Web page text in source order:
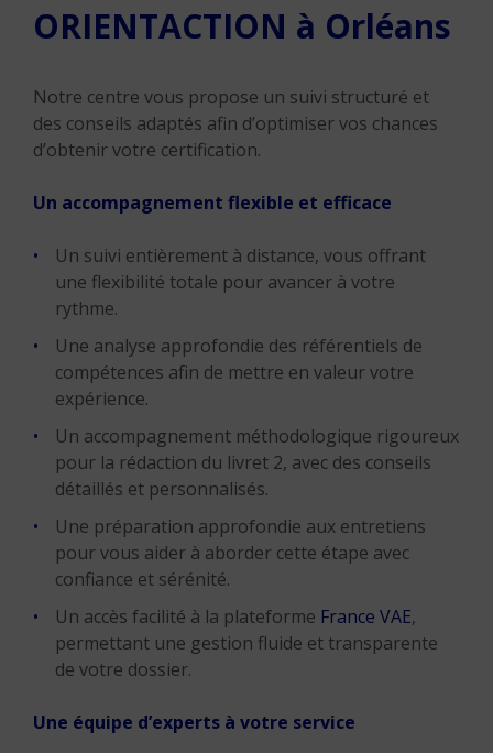
ORIENTACTION à Orléans
Notre centre vous propose un suivi structuré et
des conseils adaptés afin d’optimiser vos chances
d’obtenir votre certification.
Un accompagnement flexible et efficace
Un suivi entièrement à distance, vous offrant
une flexibilité totale pour avancer à votre
rythme.
Une analyse approfondie des référentiels de
compétences afin de mettre en valeur votre
expérience.
Un accompagnement méthodologique rigoureux
pour la rédaction du livret 2, avec des conseils
détaillés et personnalisés.
Une préparation approfondie aux entretiens
pour vous aider à aborder cette étape avec
confiance et sérénité.
Un accès facilité à la plateforme France VAE,
permettant une gestion fluide et transparente
de votre dossier.
Une équipe d’experts à votre service